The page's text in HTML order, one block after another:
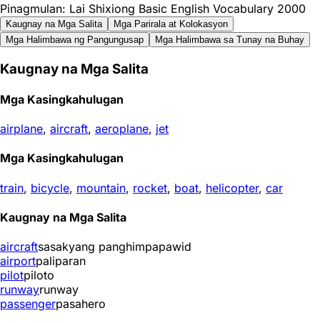
Pinagmulan: Lai Shixiong Basic English Vocabulary 2000
Kaugnay na Mga Salita
Mga Parirala at Kolokasyon
Mga Halimbawa ng Pangungusap
Mga Halimbawa sa Tunay na Buhay
Kaugnay na Mga Salita
Mga Kasingkahulugan
airplane, aircraft, aeroplane, jet
Mga Kasingkahulugan
train, bicycle, mountain, rocket, boat, helicopter, car
Kaugnay na Mga Salita
aircraftsasakyang panghimpapawid
airportpaliparan
pilotpiloto
runwayrunway
passengerpasahero